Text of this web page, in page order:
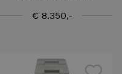
€ 8.350,-